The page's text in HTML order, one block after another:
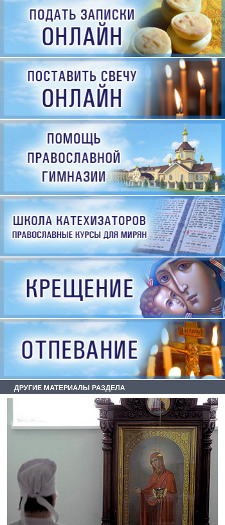
ДРУГИЕ МАТЕРИАЛЫ РАЗДЕЛА